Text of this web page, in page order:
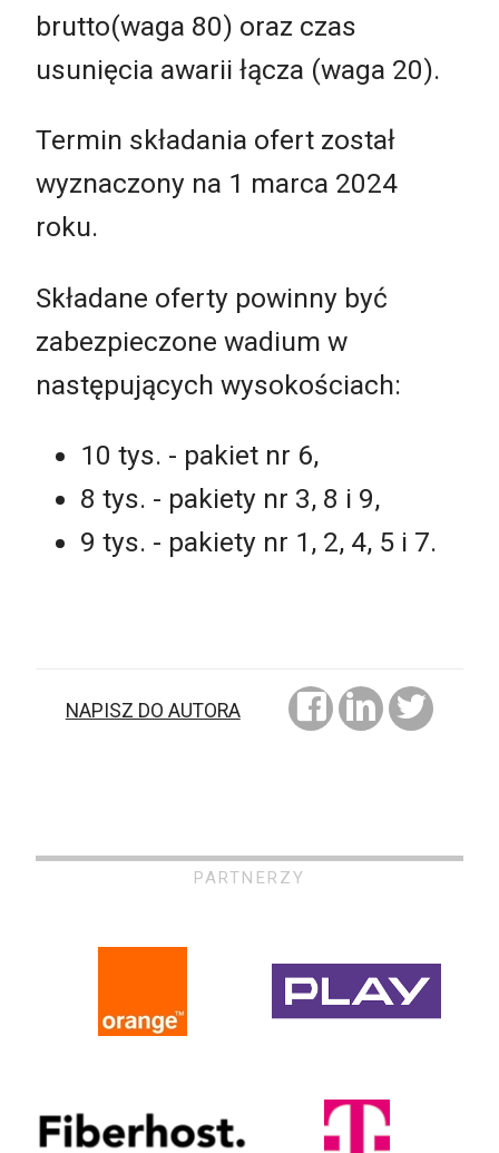
brutto(waga 80) oraz czas
usunięcia awarii łącza (waga 20).
Termin składania ofert został
wyznaczony na 1 marca 2024
roku.
Składane oferty powinny być
zabezpieczone wadium w
następujących wysokościach:
10 tys. - pakiet nr 6,
8 tys. - pakiety nr 3, 8 i 9,
9 tys. - pakiety nr 1, 2, 4, 5 i 7.
NAPISZ DO AUTORA
PARTNERZY